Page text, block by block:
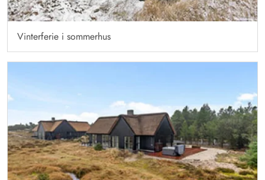
Vinterferie i sommerhus